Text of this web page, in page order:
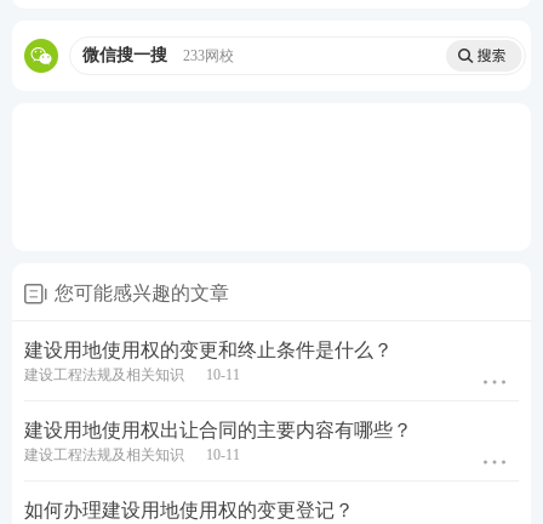
微信搜一搜 233网校
您可能感兴趣的文章
建设用地使用权的变更和终止条件是什么？
建设工程法规及相关知识 10-11
建设用地使用权出让合同的主要内容有哪些？
建设工程法规及相关知识 10-11
如何办理建设用地使用权的变更登记？